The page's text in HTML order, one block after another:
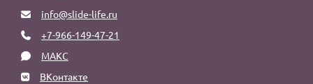
info@slide-life.ru
+7-966-149-47-21
МАКС
ВКонтакте